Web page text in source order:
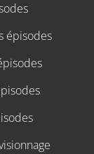
épisodes